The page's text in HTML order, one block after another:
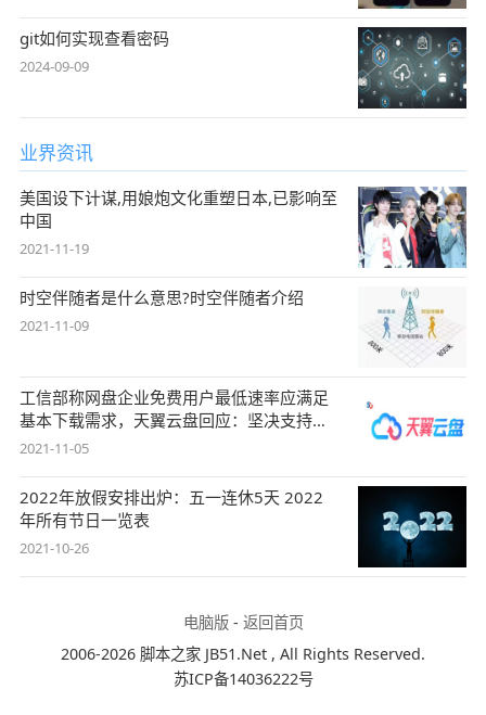
git如何实现查看密码
2024-09-09
业界资讯
美国设下计谋,用娘炮文化重塑日本,已影响至
中国
2021-11-19
时空伴随者是什么意思?时空伴随者介绍
2021-11-09
工信部称网盘企业免费用户最低速率应满足
基本下载需求，天翼云盘回应：坚决支持，
始终
2021-11-05
2022年放假安排出炉：五一连休5天 2022
年所有节日一览表
2021-10-26
电脑版- 返回首页
2006-2026 脚本之家 JB51.Net , All Rights Reserved.
苏ICP备14036222号